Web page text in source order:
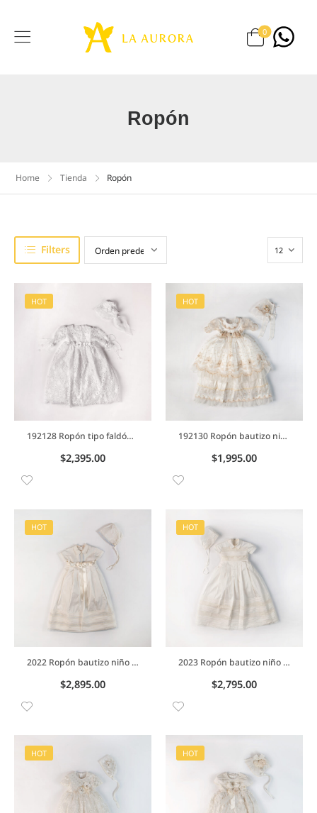
0
Ropón
Home Tienda Ropón
Filters
HOT
192128 Ropón tipo faldón bautizo niña en encaje bordado y manga tres cuartos
$2,395.00
HOT
192130 Ropón bautizo niña desmontable con lunares y detalle de perlas en peto
$1,995.00
HOT
2022 Ropón bautizo niño desmontable en seda con detalles en tira bolillo celeste
$2,895.00
HOT
2023 Ropón bautizo niño desmontable en sedalina con detalles en tira bolillo
$2,795.00
HOT HOT